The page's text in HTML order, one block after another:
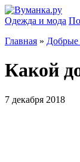
Одежда и мода
Главная » Добрые
Какой
7 декабря 2018